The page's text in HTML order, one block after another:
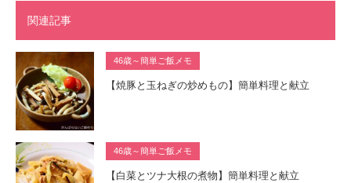
関連記事
46歳～簡単ご飯メモ
【焼豚と玉ねぎの炒めもの】簡単料理と献立
46歳～簡単ご飯メモ
【白菜とツナ大根の煮物】簡単料理と献立